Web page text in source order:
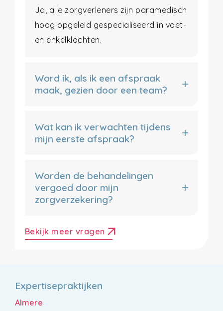
Ja, alle zorgverleners zijn paramedisch
hoog opgeleid gespecialiseerd in voet-
en enkelklachten.
Word ik, als ik een afspraak
maak, gezien door een team?
Wat kan ik verwachten tijdens
mijn eerste afspraak?
Worden de behandelingen
vergoed door mijn
zorgverzekering?
Bekijk meer vragen arrow_outward
Expertisepraktijken
Almere